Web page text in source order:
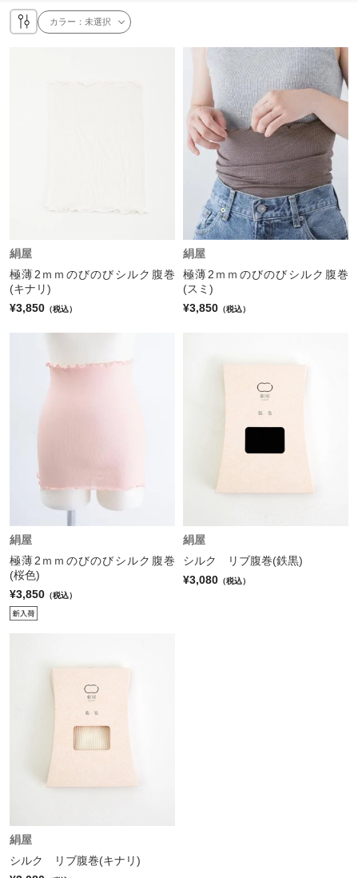
カラー：未選択
絹屋
極薄2ｍｍのびのびシルク腹巻
(キナリ)
¥3,850 （税込）
絹屋
極薄2ｍｍのびのびシルク腹巻
(スミ)
¥3,850 （税込）
絹屋
極薄2ｍｍのびのびシルク腹巻
(桜色)
¥3,850 （税込）
絹屋
シルク リブ腹巻(鉄黒)
¥3,080 （税込）
絹屋
シルク リブ腹巻(キナリ)